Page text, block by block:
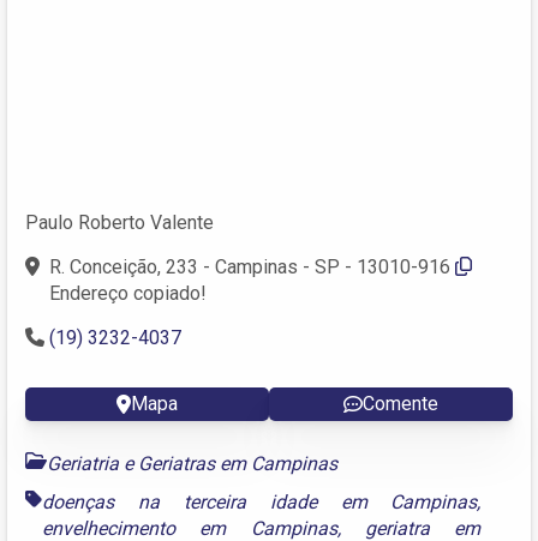
Paulo Roberto Valente
R. Conceição, 233 - Campinas - SP - 13010-916
Endereço copiado!
(19) 3232-4037
Mapa Comente
Geriatria e Geriatras em Campinas
doenças na terceira idade em Campinas,
envelhecimento em Campinas, geriatra em